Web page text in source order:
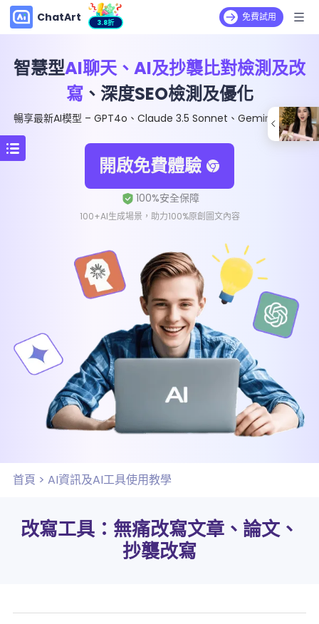
ChatArt 3.8折 免費試用
智慧型AI聊天、AI及抄襲比對檢測及改
寫、深度SEO檢測及優化
暢享最新AI模型 – GPT4o、Claude 3.5 Sonnet、Gemini 1.5 Pro
開啟免費體驗
100+AI生成場景，助力100%原創圖文內容
首頁 > AI資訊及AI工具使用教學
改寫工具：無痛改寫文章、論文、
抄襲改寫